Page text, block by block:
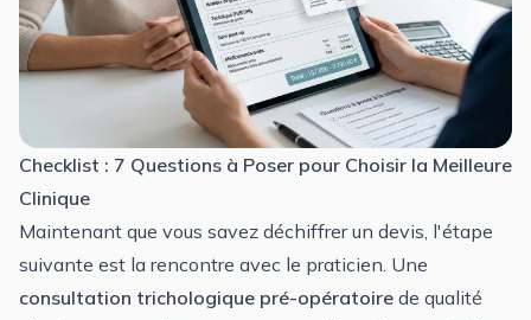
Checklist : 7 Questions à Poser pour Choisir la Meilleure
Clinique
Maintenant que vous savez déchiffrer un devis, l'étape
suivante est la rencontre avec le praticien. Une
consultation trichologique pré-opératoire de qualité